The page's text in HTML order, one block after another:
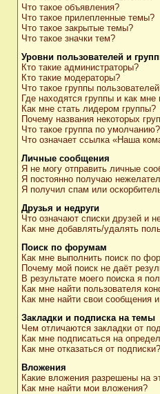
Что такое объявления?
Что такое прилепленные темы?
Что такое закрытые темы?
Что такое значки тем?
Уровни пользователей и
Кто такие администраторы?
Кто такие модераторы?
Что такое группы
Где находятся группы и как мне
Как мне стать лидером группы?
Почему названия некоторых
Что такое группа по умолчанию?
Что означает ссылка «Наша
Личные сообщения
Я не могу отправить личные
Я постоянно получаю
Я получил спам или
Друзья и недруги
Что означают списки друзей и
Как мне добавлять/удалять
Поиск по форумам
Как мне выполнить поиск по
Почему мой поиск не даёт
В результате моего поиска я
Как мне найти пользователя
Как мне найти свои сообщения
Закладки и подписка на темы
Чем отличаются закладки от
Как мне подписаться на
Как мне отказаться от подписки?
Вложения
Какие вложения разрешены на
Как мне найти мои вложения?